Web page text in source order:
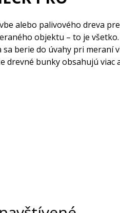
alebo palivového dreva
objektu – to je
berie do úvahy pri meraní
bunky obsahujú viac